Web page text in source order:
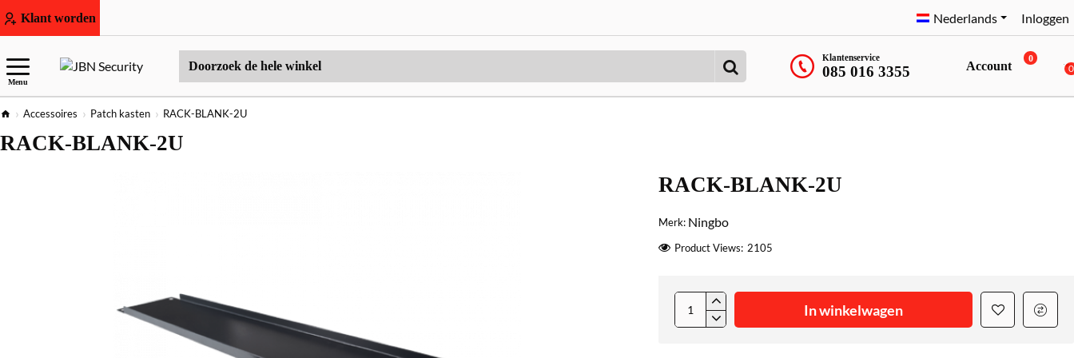
Klant worden Nederlands Inloggen
Menu
Doorzoek
hele
Klantenservice
085 016 3355 Account
0
0
home
Accessoires Patch kasten RACK-BLANK-2U
RACK-BLANK-2U
RACK-BLANK-2U
Merk: Ningbo
Product Views: 2105
In winkelwagen